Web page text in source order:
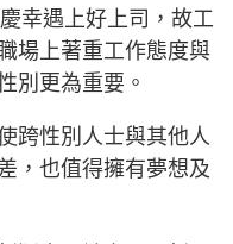
幸遇上好上司，故工
場上著重工作態度與
別更為重要。
跨性別人士與其他人
，也值得擁有夢想及